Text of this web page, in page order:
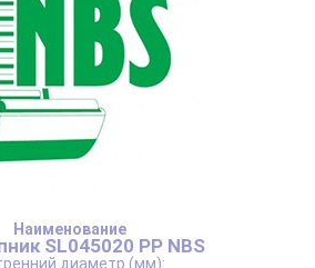
SL045020 PP NBS